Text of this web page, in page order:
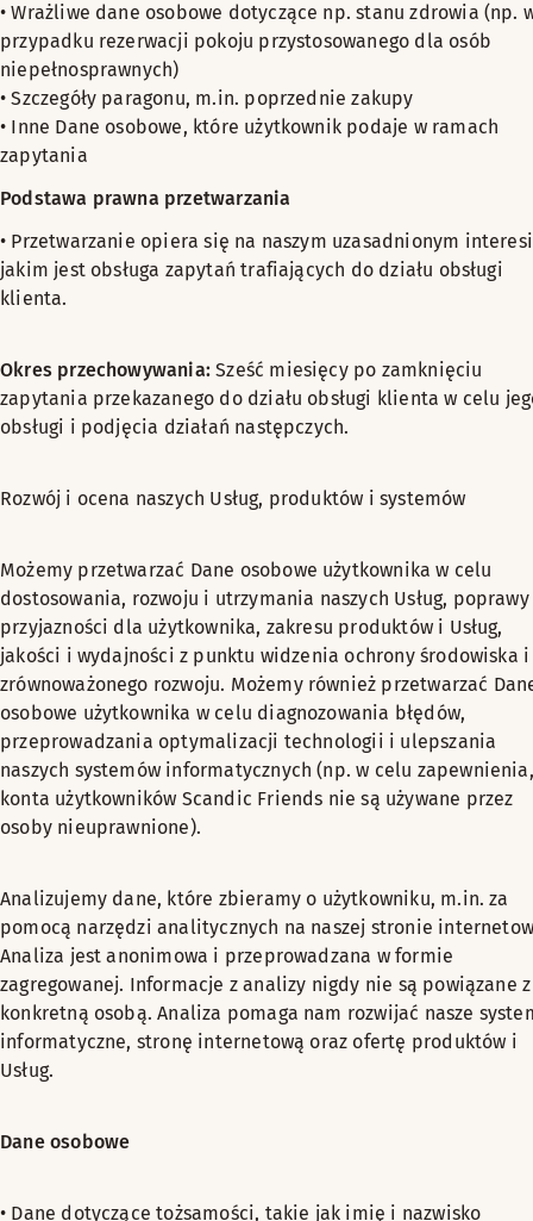
• Wrażliwe dane osobowe dotyczące np. stanu zdrowia (np.
przypadku rezerwacji pokoju przystosowanego dla osób
niepełnosprawnych)
• Szczegóły paragonu, m.in. poprzednie zakupy
• Inne Dane osobowe, które użytkownik podaje w ramach
zapytania
Podstawa prawna przetwarzania
• Przetwarzanie opiera się na naszym uzasadnionym
jakim jest obsługa zapytań trafiających do działu obsługi
klienta.
Okres przechowywania: Sześć miesięcy po zamknięciu
zapytania przekazanego do działu obsługi klienta w celu
obsługi i podjęcia działań następczych.
Rozwój i ocena naszych Usług, produktów i systemów
Możemy przetwarzać Dane osobowe użytkownika w celu
dostosowania, rozwoju i utrzymania naszych Usług,
przyjazności dla użytkownika, zakresu produktów i Usług,
jakości i wydajności z punktu widzenia ochrony środowiska i
zrównoważonego rozwoju. Możemy również przetwarzać
osobowe użytkownika w celu diagnozowania błędów,
przeprowadzania optymalizacji technologii i ulepszania
naszych systemów informatycznych (np. w celu
konta użytkowników Scandic Friends nie są używane przez
osoby nieuprawnione).
Analizujemy dane, które zbieramy o użytkowniku, m.in. za
pomocą narzędzi analitycznych na naszej stronie
Analiza jest anonimowa i przeprowadzana w formie
zagregowanej. Informacje z analizy nigdy nie są powiązane z
konkretną osobą. Analiza pomaga nam rozwijać nasze
informatyczne, stronę internetową oraz ofertę produktów i
Usług.
Dane osobowe
• Dane dotyczące tożsamości, takie jak imię i nazwisko